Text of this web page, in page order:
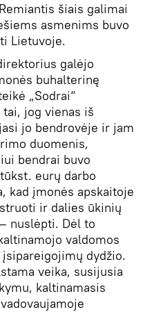
šiais galimai
asmenims buvo
Lietuvoje.
galėjo
buhalterinę
„Sodrai“
jog vienas iš
jo bendrovėje ir jam
duomenis,
bendrai buvo
eurų darbo
kad įmonės apskaitoje
ir dalies ūkinių
nuslėpti. Dėl to
valdomos
dydžio.
veika, susijusia
kaltinamasis